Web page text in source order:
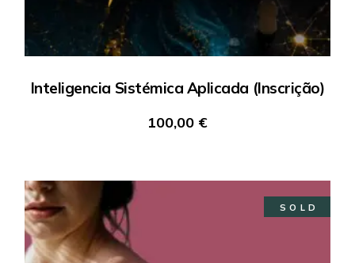
Inteligencia Sistémica Aplicada (Inscrição)
100,00 €
SOLD